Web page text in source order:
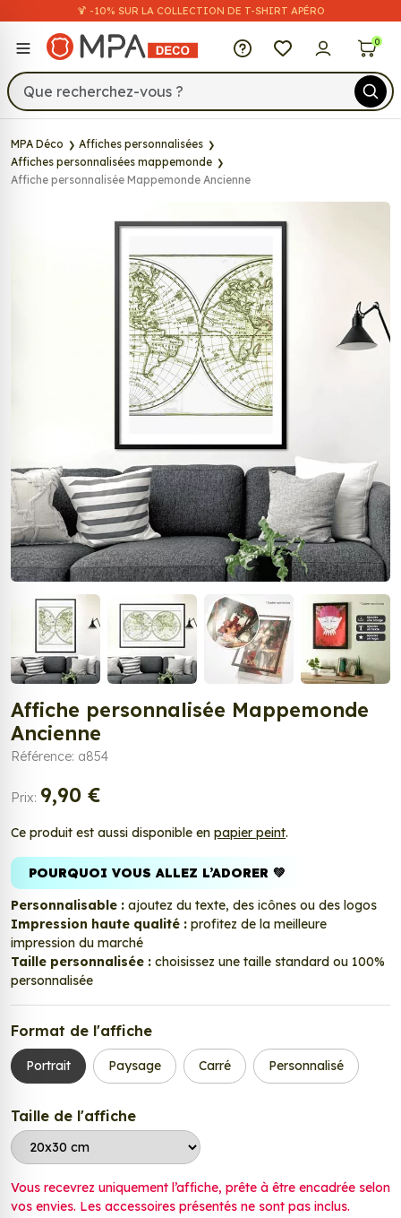
🍹 -10% SUR LA COLLECTION DE T-SHIRT APÉRO
MPA Déco 0
MPA Déco
Affiches personnalisées
Affiches personnalisées mappemonde
Affiche personnalisée Mappemonde Ancienne
Affiche personnalisée Mappemonde
Ancienne
Référence: a854
Prix: 9,90 €
Ce produit est aussi disponible en papier peint.
POURQUOI VOUS ALLEZ L’ADORER 💚
Personnalisable : ajoutez du texte, des icônes ou des logos
Impression haute qualité : profitez de la meilleure
impression du marché
Taille personnalisée : choisissez une taille standard ou 100%
personnalisée
Format de l'affiche
Portrait Paysage Carré Personnalisé
Taille de l'affiche
Vous recevrez uniquement l’affiche, prête à être encadrée selon
vos envies. Les accessoires présentés ne sont pas inclus.